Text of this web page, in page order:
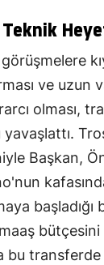
görüşmelere
ve uzun
olması,
Başkan,
bu